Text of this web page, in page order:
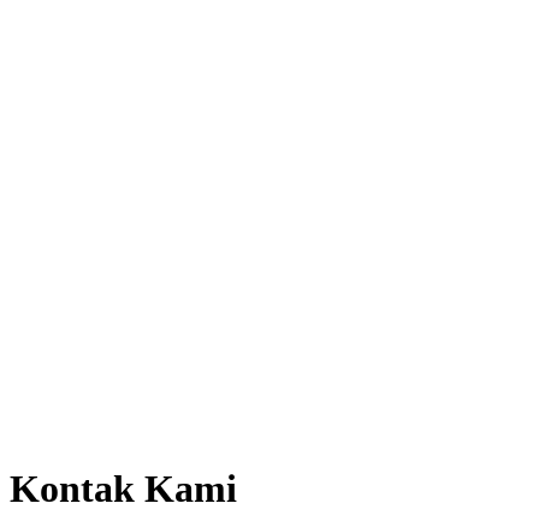
Kontak Kami